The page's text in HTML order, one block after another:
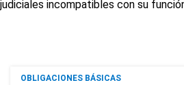
OBLIGACIONES BÁSICAS